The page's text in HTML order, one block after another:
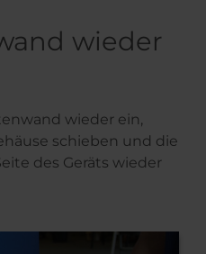
wieder
wieder ein,
schieben und die
des Geräts wieder